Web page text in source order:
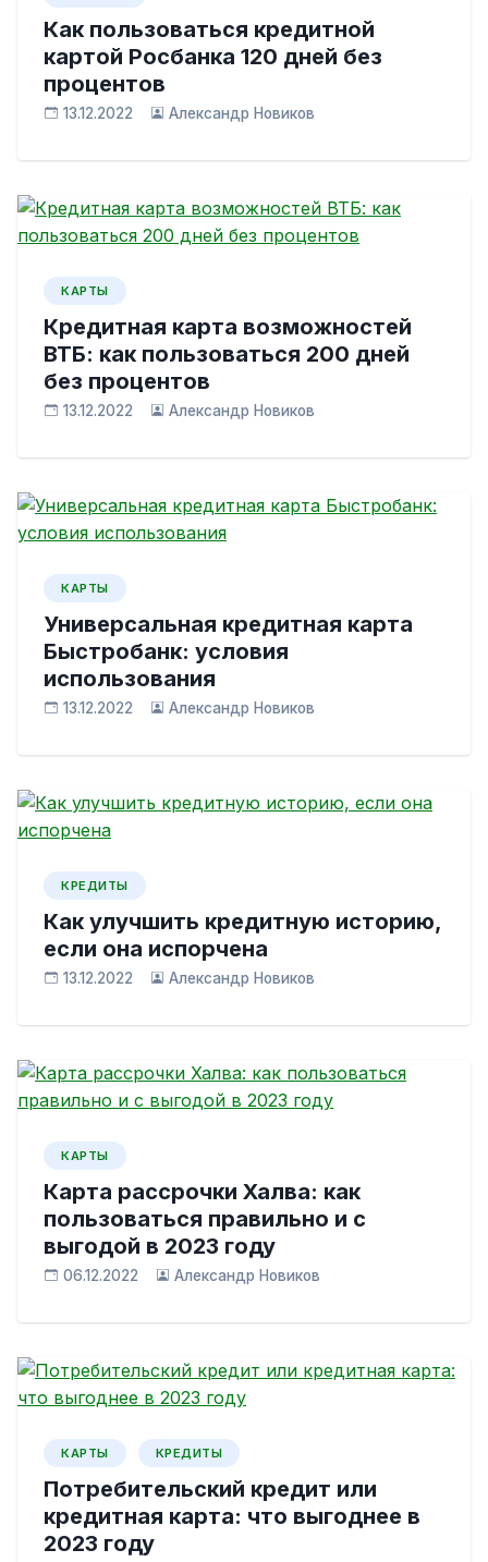
Как пользоваться кредитной
картой Росбанка 120 дней без
процентов
13.12.2022 Александр Новиков
КАРТЫ
Кредитная карта возможностей
ВТБ: как пользоваться 200 дней
без процентов
13.12.2022 Александр Новиков
КАРТЫ
Универсальная кредитная карта
Быстробанк: условия
использования
13.12.2022 Александр Новиков
КРЕДИТЫ
Как улучшить кредитную историю,
если она испорчена
13.12.2022 Александр Новиков
КАРТЫ
Карта рассрочки Халва: как
пользоваться правильно и с
выгодой в 2023 году
06.12.2022 Александр Новиков
КАРТЫ КРЕДИТЫ
Потребительский кредит или
кредитная карта: что выгоднее в
2023 году